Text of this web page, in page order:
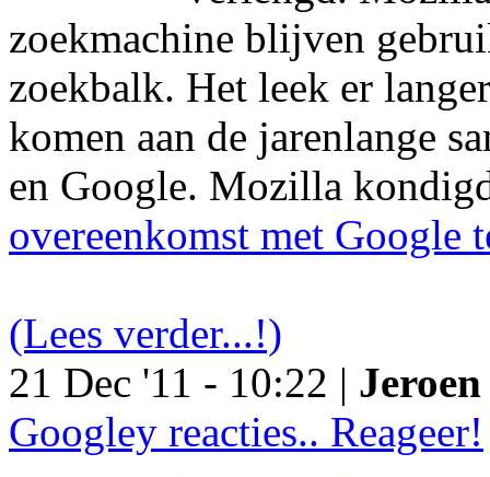
zoekmachine blijven
zoekbalk. Het leek er
komen aan de jarenlange
en Google. Mozilla
overeenkomst met Google
(Lees verder...!)
21 Dec '11 - 10:22 |
Googley reacties.. Reageer!